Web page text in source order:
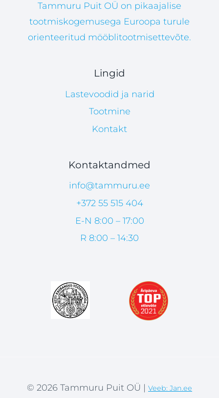
Tammuru Puit OÜ on pikaajalise
tootmiskogemusega Euroopa turule
orienteeritud mööblitootmisettevõte.
Lingid
Lastevoodid ja narid
Tootmine
Kontakt
Kontaktandmed
info@tammuru.ee
+372 55 515 404
E-N 8:00 – 17:00
R 8:00 – 14:30
© 2026 Tammuru Puit OÜ | Veeb: Jan.ee